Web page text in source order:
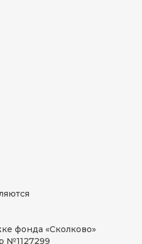
фонда «Сколково»
№1127299